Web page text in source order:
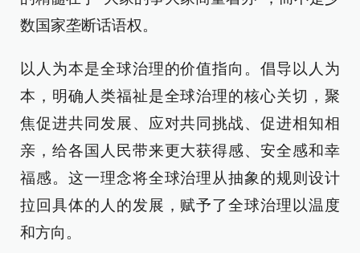
数国家垄断话语权。
以人为本是全球治理的价值指向。倡导以人为
本，明确人类福祉是全球治理的核心关切，聚
焦促进共同发展、应对共同挑战、促进相知相
亲，给各国人民带来更大获得感、安全感和幸
福感。这一理念将全球治理从抽象的规则设计
拉回具体的人的发展，赋予了全球治理以温度
和方向。